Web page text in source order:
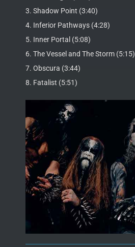
3. Shadow Point (3:40)
4. Inferior Pathways (4:28)
5. Inner Portal (5:08)
6. The Vessel and The Storm (5:15)
7. Obscura (3:44)
8. Fatalist (5:51)